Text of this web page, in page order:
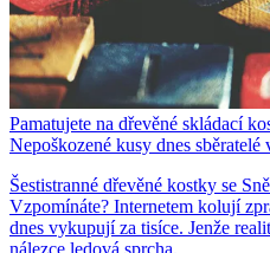
Pamatujete na dřevěné skládací
Nepoškozené kusy dnes
Šestistranné dřevěné kostky se
Vzpomínáte? Internetem kolují
dnes vykupují za tisíce. Jenže
nálezce ledová sprcha.